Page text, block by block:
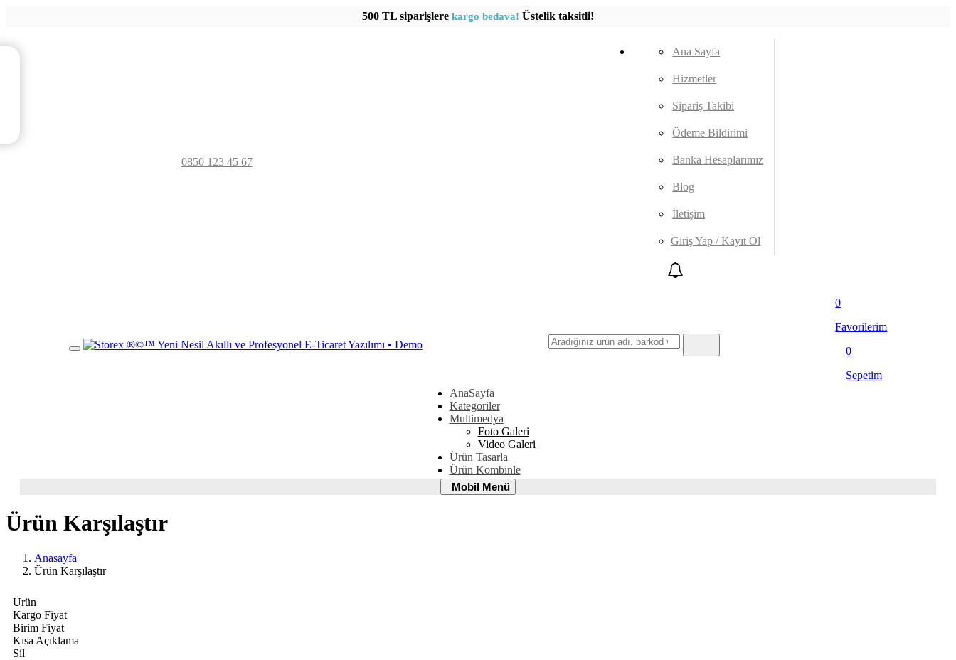
500 TL siparişlere kargo bedava! Üstelik taksitli!
0850 123 45 67
Ana Sayfa
Hizmetler
Sipariş Takibi
Ödeme Bildirimi
Banka Hesaplarımız
Blog
İletişim
Giriş Yap / Kayıt Ol
Mobil
Ara
0
Favorilerim
0
Sepetim
AnaSayfa
Kategoriler
Multimedya
Foto Galeri
Video Galeri
Ürün Tasarla
Ürün Kombinle
Mobil
Menü
Mobil Menü
Ürün Karşılaştır
Anasayfa
Ürün Karşılaştır
Ürün
Kargo Fiyat
Birim Fiyat
Kısa Açıklama
Sil